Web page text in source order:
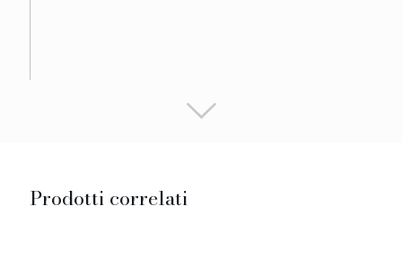
Prodotti correlati